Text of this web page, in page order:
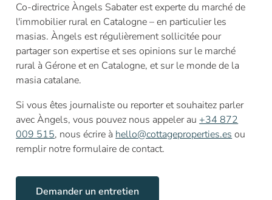
Co-directrice Àngels Sabater est experte du marché de
l'immobilier rural en Catalogne – en particulier les
masias. Àngels est régulièrement sollicitée pour
partager son expertise et ses opinions sur le marché
rural à Gérone et en Catalogne, et sur le monde de la
masia catalane.
Si vous êtes journaliste ou reporter et souhaitez parler
avec Àngels, vous pouvez nous appeler au +34 872
009 515, nous écrire à hello@cottageproperties.es ou
remplir notre formulaire de contact.
Demander un entretien